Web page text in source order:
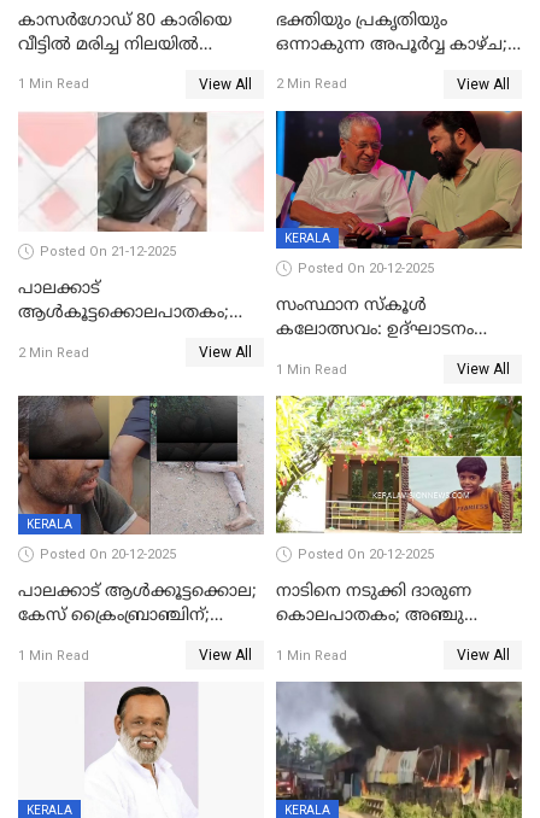
കാസർഗോഡ് 80 കാരിയെ
വീട്ടിൽ മരിച്ച നിലയിൽ
1 Min Read View All
ഭക്തിയും പ്രകൃതിയും
ഒന്നാകുന്ന അപൂര്‍വ്വ കാഴ്ച;
കാഴ്ചാനുഭവമൊരുക്കി
ശബരീ നന്ദനം
2 Min Read View All
Posted On 21-12-2025
പാലക്കാട്‌
ആൾകൂട്ടക്കൊലപാതകം;
ഊർജ്ജിതമാക്കിമാക്കി
2 Min Read View All
KERALA
Posted On 20-12-2025
സംസ്ഥാന സ്കൂൾ
കലോത്സവം: ഉദ്ഘാടനം
മുഖ്യാതിഥിയായി
മോഹൻലാൽ
1 Min Read View All
KERALA
Posted On 20-12-2025
പാലക്കാട് ആൾക്കൂട്ടക്കൊല;
കേസ് ക്രൈംബ്രാഞ്ചിന്;
അന്വേഷിക്കും
1 Min Read View All
Posted On 20-12-2025
നാടിനെ നടുക്കി ദാരുണ
കൊലപാതകം; അഞ്ചു
കഴുത്തുഞെരിച്ച് കൊന്നു
1 Min Read View All
KERALA KERALA